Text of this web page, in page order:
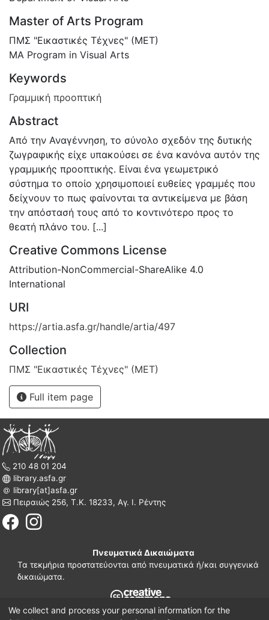
Master of Arts Program
ΠΜΣ "Εικαστικές Τέχνες" (ΜΕΤ)
MA Program in Visual Arts
Keywords
Γραμμική προοπτική
Abstract
Από την Αναγέννηση, το σύνολο σχεδόν της δυτικής
ζωγραφικής είχε υπακούσει σε ένα κανόνα αυτόν της
γραμμικής προοπτικής. Είναι ένα γεωμετρικό
σύστημα το οποίο χρησιμοποιεί ευθείες γραμμές που
δείχνουν το πως φαίνονται τα αντικείμενα με βάση
την απόστασή τους από το κοντινότερο προς το
θεατή πλάνο του. [...]
Creative Commons License
Attribution-NonCommercial-ShareAlike 4.0
International
URI
https://artia.asfa.gr/handle/artia/497
Collection
ΠΜΣ "Εικαστικές Τέχνες" (ΜΕΤ)
Full item page
210 48 01 204
library.asfa.gr
library[at]asfa.gr
Πειραιώς 256, Τ.Κ. 18233, Αγ. Ι. Ρέντης
Πνευματικά Δικαιώματα
Τα τεκμήρια προστατεύονται από πνευματικά ή/και συγγενικά
δικαιώματα.
210 38 97 109
We collect and process your personal information for the